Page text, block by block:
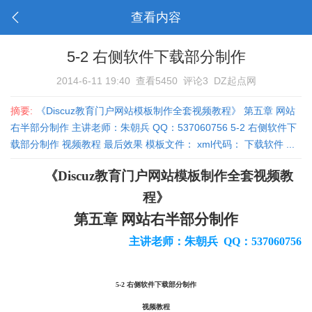
查看内容
5-2 右侧软件下载部分制作
2014-6-11 19:40 查看5450 评论3 DZ起点网
摘要:
《Discuz教育门户网站模板制作全套视频教程》 第五章 网站
右半部分制作 主讲老师：朱朝兵 QQ：537060756 5-2 右侧软件下
载部分制作 视频教程 最后效果 模板文件： xml代码： 下载软件 ...
《Discuz教育门户网站模板制作全套视频教
程》
第五章 网站右半部分制作
主讲老师：朱朝兵 QQ ： 537060756
5-2 右侧软件下载部分制作
视频教程